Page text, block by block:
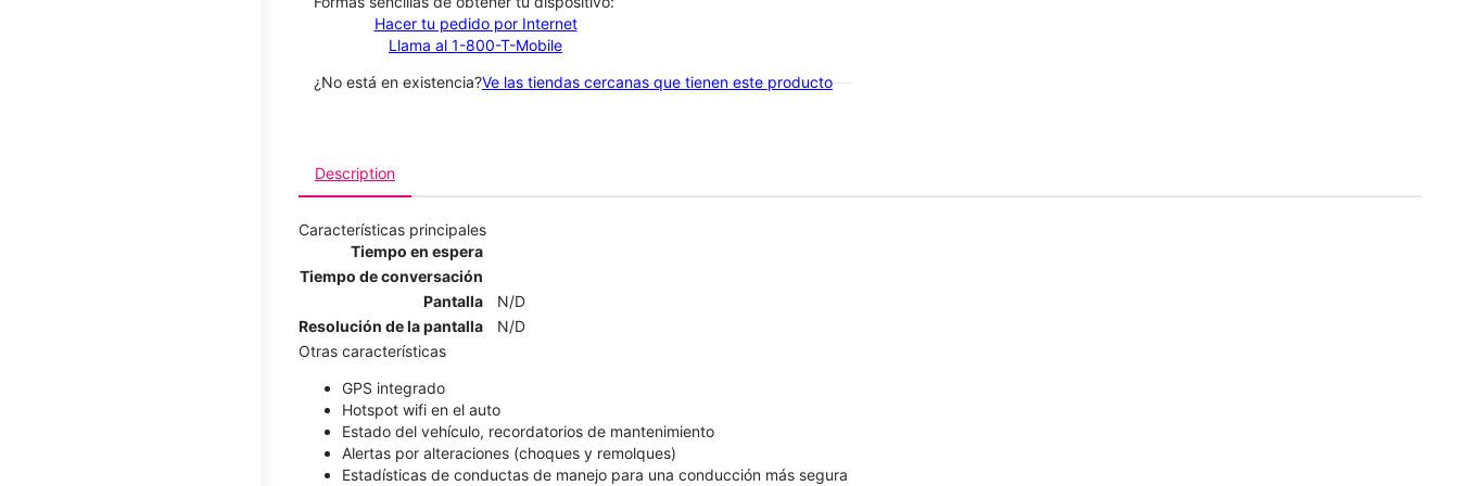
Hacer tu pedido por Internet
Llama al 1-800-T-Mobile
¿No está en existencia?Ve las tiendas cercanas que tienen este producto
Description
Características principales
Tiempo en espera
Tiempo de conversación
Pantalla
N/D
Resolución de la pantalla
N/D
Otras características
GPS integrado
Hotspot wifi en el auto
Estado del vehículo, recordatorios de mantenimiento
Alertas por alteraciones (choques y remolques)
Estadísticas de conductas de manejo para una conducción más segura